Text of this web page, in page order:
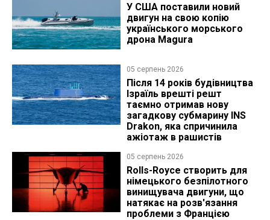
У США поставили новий
двигун на свою копію
українського морського
дрона Magura
05 серпень 2026
Після 14 років будівництва
Ізраїль врешті решт
таємно отримав нову
загадкову субмарину INS
Drakon, яка спричинила
ажіотаж в рашистів
05 серпень 2026
Rolls-Royce створить для
німецького безпілотного
винищувача двигуни, що
натякає на розв'язання
проблеми з Францією